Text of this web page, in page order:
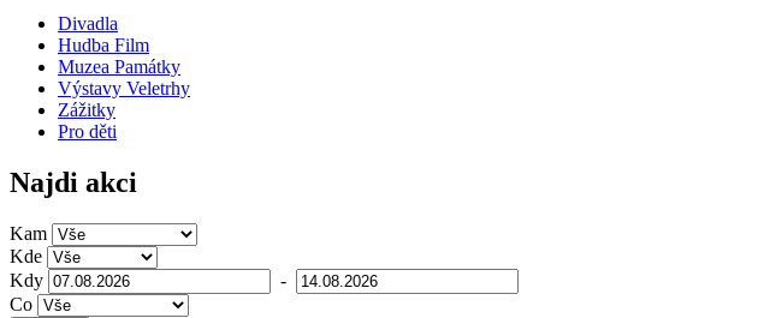
Divadla
Hudba Film
Muzea Památky
Výstavy Veletrhy
Zážitky
Pro děti
Najdi akci
Kam
Kde
Kdy
-
Co